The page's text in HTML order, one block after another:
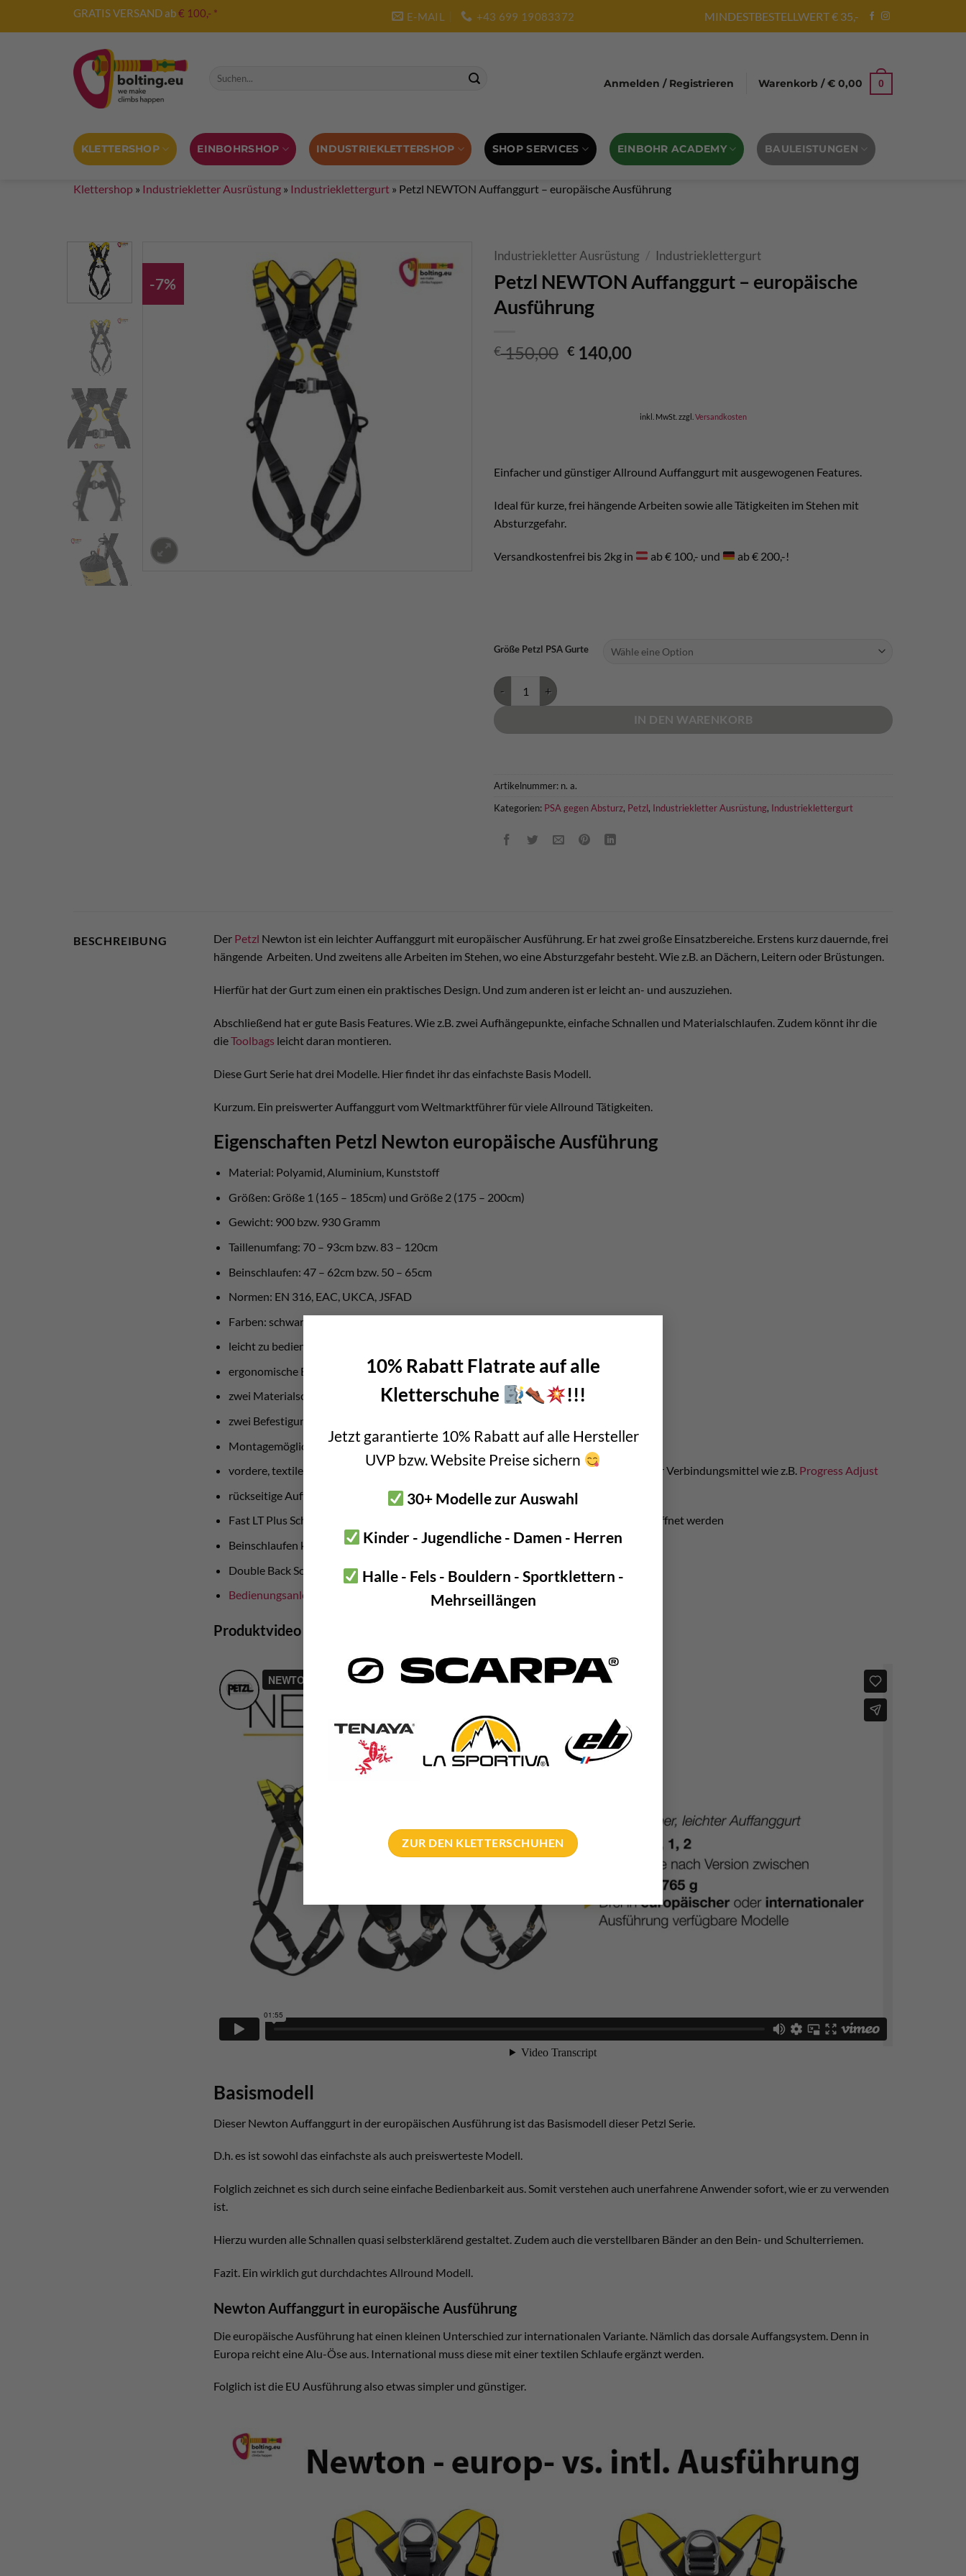
10% Rabatt Flatrate auf alle
Kletterschuhe
!!!
Jetzt garantierte 10% Rabatt auf alle Hersteller
UVP bzw. Website Preise sichern
30+ Modelle zur Auswahl
Kinder - Jugendliche - Damen - Herren
Halle - Fels - Bouldern - Sportklettern -
Mehrseillängen
ZUR DEN KLETTERSCHUHEN
GRATIS VERSAND ab€ 100,- * E-MAIL +43 699 19083372 MINDESTBESTELLWERT € 35,-
Suche nach:
Anmelden / Registrieren Warenkorb /€ 0,00 0
KLETTERSHOP EINBOHRSHOP INDUSTRIEKLETTERSHOP SHOP SERVICES EINBOHR ACADEMY BAULEISTUNGEN
Klettershop » Industriekletter Ausrüstung » Industrieklettergurt » Petzl NEWTON Auffanggurt – europäische Ausführung
-7%
Industriekletter Ausrüstung / Industrieklettergurt
Petzl NEWTON Auffanggurt – europäische
Ausführung
€150,00 Ursprünglicher
€ 140,00Aktueller
inkl. MwSt. zzgl. Versandkosten
Einfacher und günstiger Allround Auffanggurt mit ausgewogenen Features.
Ideal für kurze, frei hängende Arbeiten sowie alle Tätigkeiten im Stehen mit
Absturzgefahr.
Versandkostenfrei bis 2kg in ab € 100,- und ab € 200,-!
Größe Petzl PSA Gurte
Petzl NEWTON Auffanggurt - europäische Ausführung Menge
IN DEN WARENKORB
Artikelnummer: n. a.
Kategorien: PSA gegen Absturz, Petzl, Industriekletter Ausrüstung, Industrieklettergurt
BESCHREIBUNG Der Petzl Newton ist ein leichter Auffanggurt mit europäischer Ausführung. Er hat zwei große Einsatzbereiche. Erstens kurz dauernde, frei
hängende Arbeiten. Und zweitens alle Arbeiten im Stehen, wo eine Absturzgefahr besteht. Wie z.B. an Dächern, Leitern oder Brüstungen.
Hierfür hat der Gurt zum einen ein praktisches Design. Und zum anderen ist er leicht an- und auszuziehen.
Abschließend hat er gute Basis Features. Wie z.B. zwei Aufhängepunkte, einfache Schnallen und Materialschlaufen. Zudem könnt ihr die
dieToolbags leicht daran montieren.
Diese Gurt Serie hat drei Modelle. Hier findet ihr das einfachste Basis Modell.
Kurzum. Ein preiswerter Auffanggurt vom Weltmarktführer für viele Allround Tätigkeiten.
Eigenschaften Petzl Newton europäische Ausführung
Material: Polyamid, Aluminium, Kunststoff
Größen: Größe 1 (165 – 185cm) und Größe 2 (175 – 200cm)
Gewicht: 900 bzw. 930 Gramm
Taillenumfang: 70 – 93cm bzw. 83 – 120cm
Beinschlaufen: 47 – 62cm bzw. 50 – 65cm
Normen: EN 316, EAC, UKCA, JSFAD
Farben: schwarz – gelb
leicht zu bedienender, Allround Auffanggurt
ergonomische Bauweise
zwei Materialschlaufen
zwei Befestigungsmöglichkeiten für das Toolbag System
Montagemöglichkeit des LIFT Rettungsbügel
vordere, textile Auffangöse auf Brusthöhe für ein Auffangsystem wie z.B.
Asapsober oder Verbindungsmittel wie z.B. Progress Adjust
rückseitige Auffangöse aus Alu für ein Auffangsystem
Fast LT Plus Schnalle am Brustriemen – kann gut z.B. mit
geöffnet werden
Beinschlaufen können ganz geöffnet werden – Einstieg mit angezogenen Schuhen
Double Back Schnallen an Schulter- und Beinschlaufen
Bedienungsanleitung
Produktvideo
Basismodell
Dieser Newton Auffanggurt in der europäischen Ausführung ist das Basismodell dieser Petzl Serie.
D.h. es ist sowohl das einfachste als auch preiswerteste Modell.
Folglich zeichnet es sich durch seine einfache Bedienbarkeit aus. Somit verstehen auch unerfahrene Anwender sofort, wie er zu verwenden
ist.
Hierzu wurden alle Schnallen quasi selbsterklärend gestaltet. Zudem auch die verstellbaren Bänder an den Bein- und Schulterriemen.
Fazit. Ein wirklich gut durchdachtes Allround Modell.
Newton Auffanggurt in europäische Ausführung
Die europäische Ausführung hat einen kleinen Unterschied zur internationalen Variante. Nämlich das dorsale Auffangsystem. Denn in
Europa reicht eine Alu-Öse aus. International muss diese mit einer textilen Schlaufe ergänzt werden.
Folglich ist die EU Ausführung also etwas simpler und günstiger.